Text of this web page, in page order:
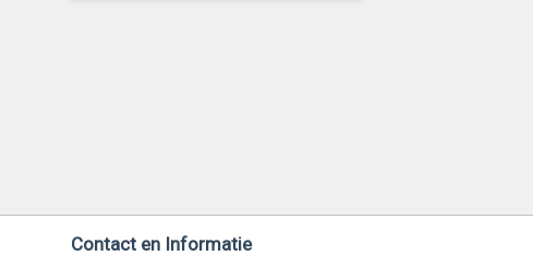
Contact en Informatie